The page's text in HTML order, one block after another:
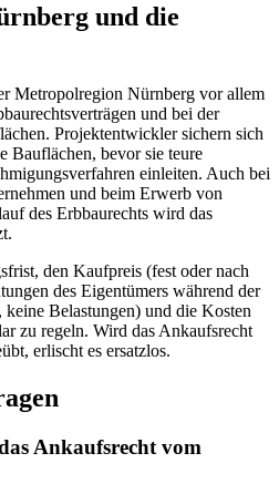
und die
Metropolregion Nürnberg vor allem
und bei der
Projektentwickler sichern sich
Bauflächen, bevor sie teure
einleiten. Auch bei
und beim Erwerb von
des Erbbaurechts wird das
den Kaufpreis (fest oder nach
des Eigentümers während der
Belastungen) und die Kosten
zu regeln. Wird das Ankaufsrecht
erlischt es ersatzlos.
Ankaufsrecht vom